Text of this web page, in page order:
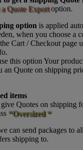
a Quote Exportoption.
option is applied
when you choose a
Cart / Checkout page
this option Your
an Quote on shipping
items
Quotes on shipping
“Oversized “
can send packages to
shipping to.